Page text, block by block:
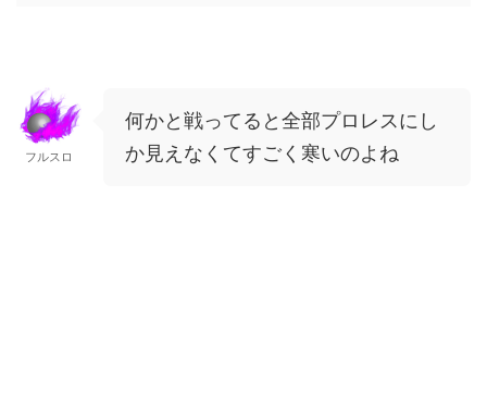
フルスロ
何かと戦ってると全部プロレスにし
か見えなくてすごく寒いのよね